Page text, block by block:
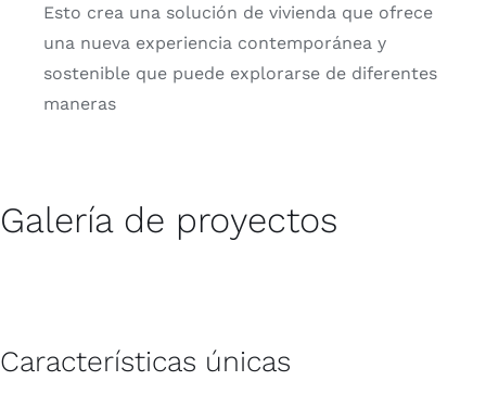
Esto crea una solución de vivienda que ofrece
una nueva experiencia contemporánea y
sostenible que puede explorarse de diferentes
maneras
Galería de proyectos
Características únicas